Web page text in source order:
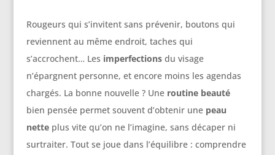
Rougeurs qui s’invitent sans prévenir, boutons qui
reviennent au même endroit, taches qui
s’accrochent… Les imperfectionsdu visage
n’épargnent personne, et encore moins les agendas
chargés. La bonne nouvelle ? Une routine beauté
bien pensée permet souvent d’obtenir une peau
netteplus vite qu’on ne l’imagine, sans décaper ni
surtraiter. Tout se joue dans l’équilibre : comprendre